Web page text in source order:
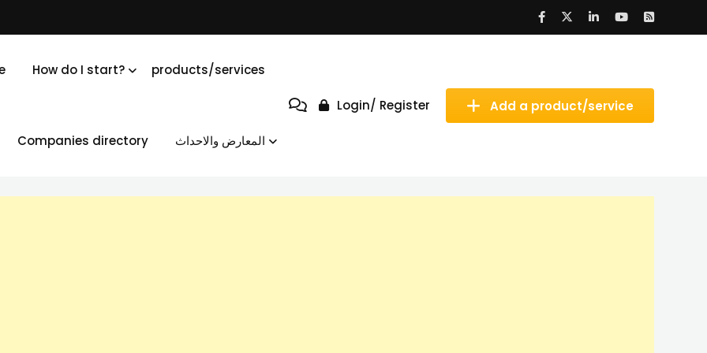
Add a product/service
Login/ Register
How do I start? products/services
Companies directory المعارض والاحداث